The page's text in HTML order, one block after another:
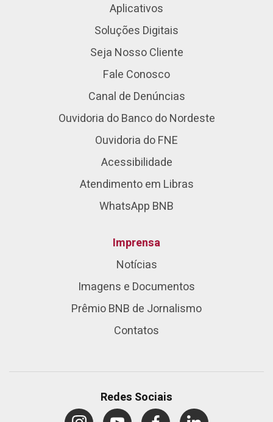
Aplicativos
Soluções Digitais
Seja Nosso Cliente
Fale Conosco
Canal de Denúncias
Ouvidoria do Banco do Nordeste
Ouvidoria do FNE
Acessibilidade
Atendimento em Libras
WhatsApp BNB
Imprensa
Notícias
Imagens e Documentos
Prêmio BNB de Jornalismo
Contatos
Redes Sociais